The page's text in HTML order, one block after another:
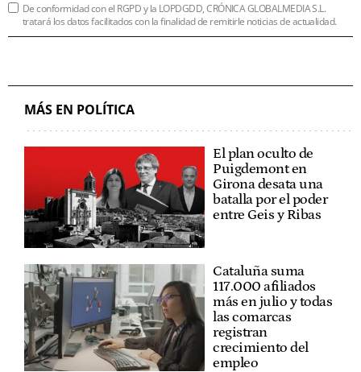
De conformidad con el RGPD y la LOPDGDD, CRÓNICA GLOBALMEDIA S.L.
tratará los datos facilitados con la finalidad de remitirle noticias de actualidad.
MÁS EN POLÍTICA
El plan oculto de
Puigdemont en
Girona desata una
batalla por el poder
entre Geis y Ribas
Cataluña suma
117.000 afiliados
más en julio y todas
las comarcas
registran
crecimiento del
empleo